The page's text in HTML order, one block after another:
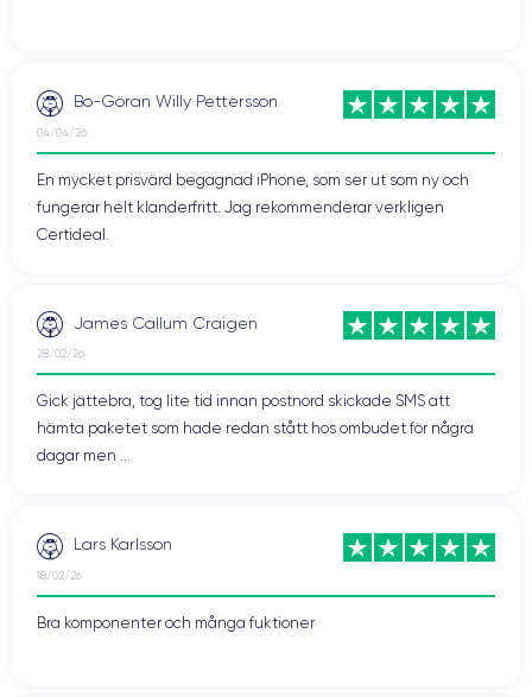
Bo-Göran Willy Pettersson
04/04/26
En mycket prisvärd begagnad iPhone, som ser ut som ny och
fungerar helt klanderfritt. Jag rekommenderar verkligen
Certideal.
James Callum Craigen
28/02/26
Gick jättebra, tog lite tid innan postnord skickade SMS att
hämta paketet som hade redan stått hos ombudet för några
dagar men ...
Lars Karlsson
18/02/26
Bra komponenter och många fuktioner